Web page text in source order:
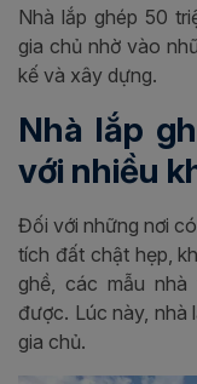
Nhà lắp ghép 50
gia chủ nhờ vào
kế và xây dựng.
Nhà lắp
với nhiều
Đối với những nơi
tích đất chật hẹp,
ghề, các mẫu
được. Lúc này, nhà
gia chủ.